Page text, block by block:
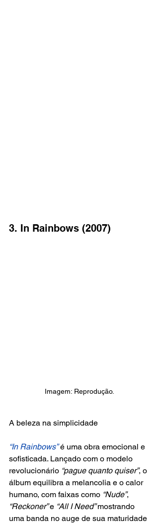
3. In Rainbows (2007)
Imagem: Reprodução.
A beleza na simplicidade
“In Rainbows” é uma obra emocional e
sofisticada. Lançado com o modelo
revolucionário “pague quanto quiser”, o
álbum equilibra a melancolia e o calor
humano, com faixas como “Nude”,
“Reckoner” e “All I Need” mostrando
uma banda no auge de sua maturidade